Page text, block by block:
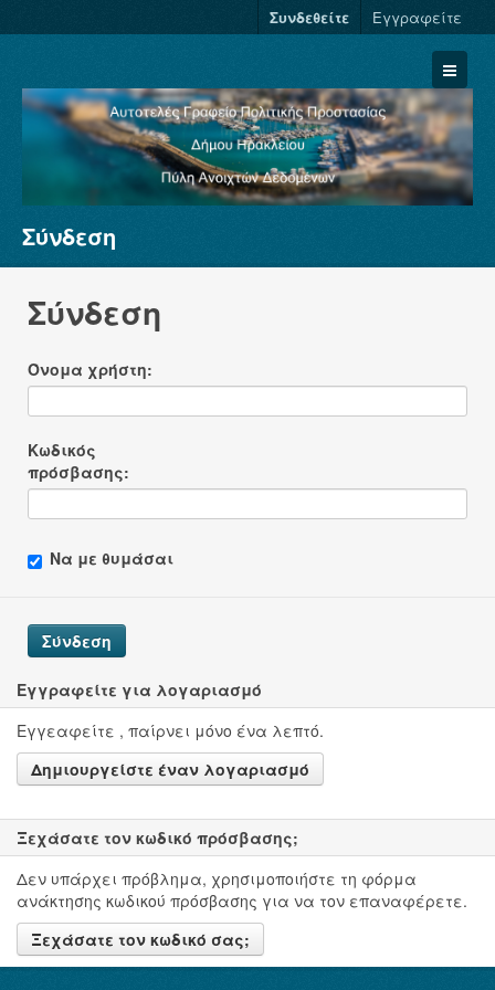
Συνδεθείτε Εγγραφείτε
Σύνολα Δεδομένων
Φορείς
Ομάδες
Σύνδεση
Σύνδεση
Όνομα χρήστη
Κωδικός
πρόσβασης
Να με θυμάσαι
Σύνδεση
Εγγραφείτε για λογαριασμό
Εγγεαφείτε , παίρνει μόνο ένα λεπτό.
Δημιουργείστε έναν λογαριασμό
Ξεχάσατε τον κωδικό πρόσβασης;
Δεν υπάρχει πρόβλημα, χρησιμοποιήστε τη φόρμα
ανάκτησης κωδικού πρόσβασης για να τον επαναφέρετε.
Ξεχάσατε τον κωδικό σας;